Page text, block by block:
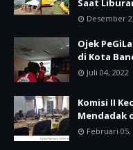
Desember
Ojek
di Kota
Juli 04, 2022
Komisi II
Mendadak
Februari 05,